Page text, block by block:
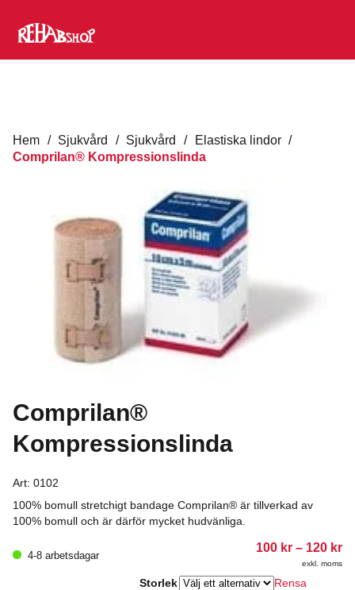
Hem / Sjukvård / Sjukvård / Elastiska lindor /
Comprilan® Kompressionslinda
Comprilan®
Kompressionslinda
Art: 0102
100% bomull stretchigt bandage Comprilan® är tillverkad av
100% bomull och är därför mycket hudvänliga.
4-8 arbetsdagar
100 kr – 120 kr
exkl. moms
Storlek Rensa